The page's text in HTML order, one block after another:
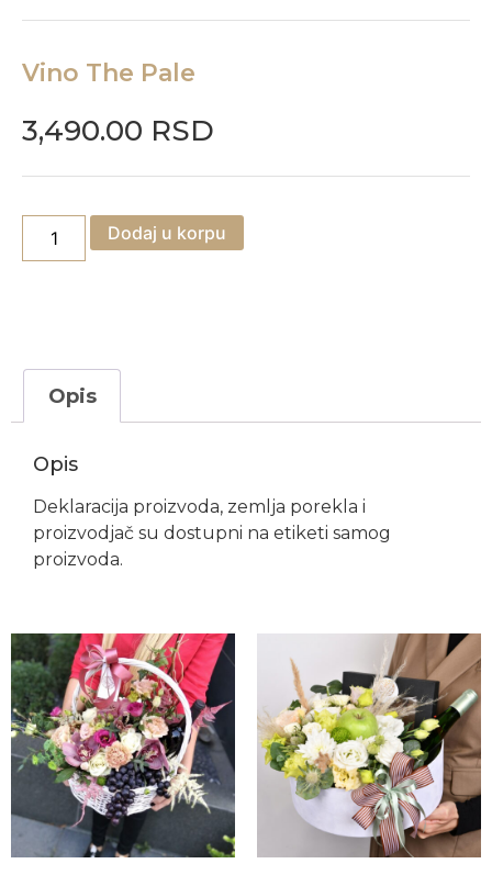
Vino The Pale
3,490.00 RSD
Dodaj u korpu
Opis
Opis
Deklaracija proizvoda, zemlja porekla i
proizvodjač su dostupni na etiketi samog
proizvoda.